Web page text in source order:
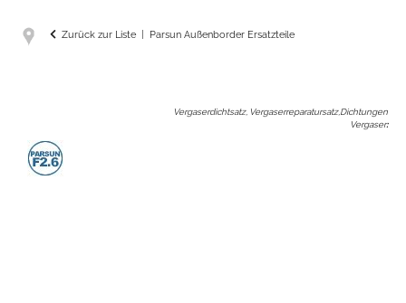
Zurück zur Liste Parsun Außenborder Ersatzteile
Vergaserdichtsatz, Vergaserreparatursatz,Dichtungen
Vergaser: